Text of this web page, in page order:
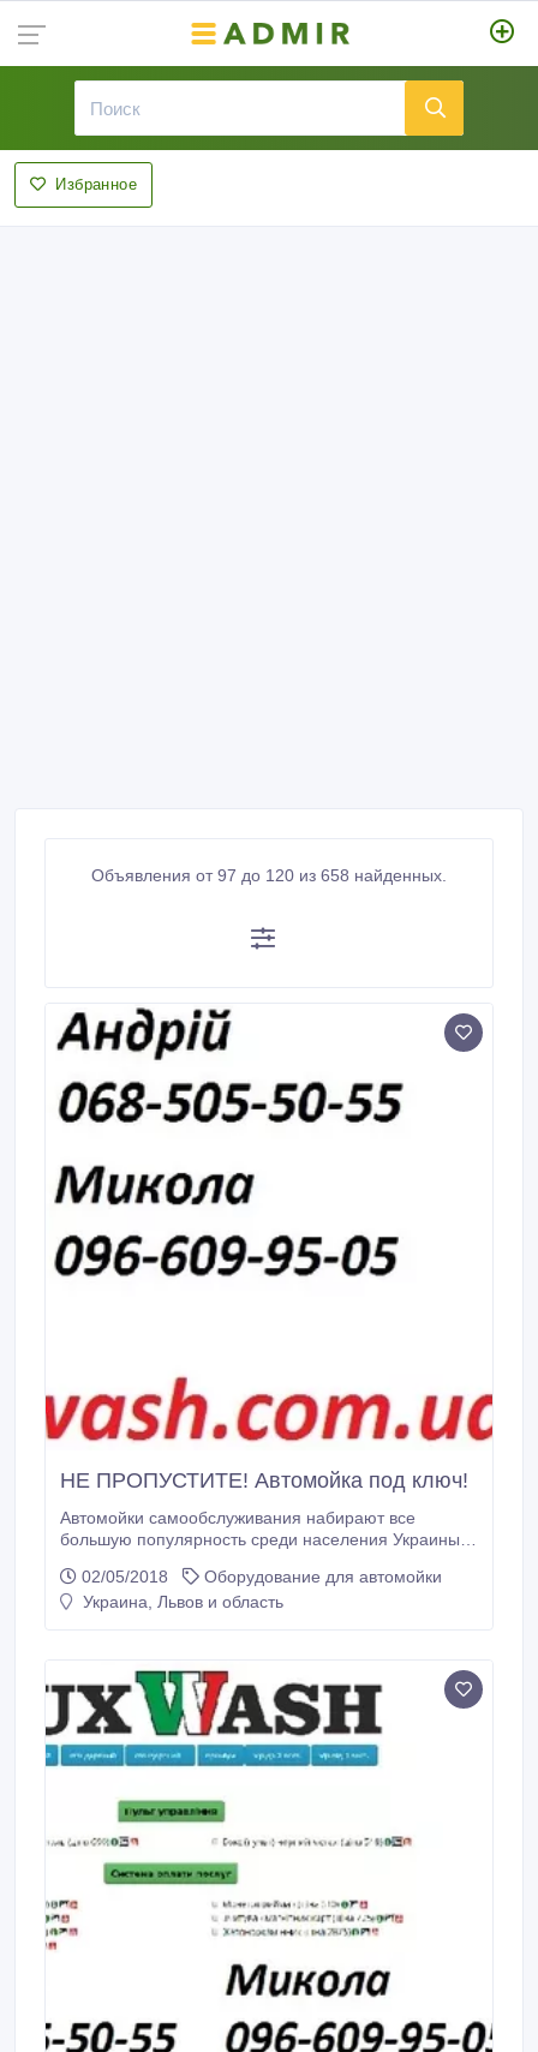
Избранное
Объявления от 97 до 120 из 658 найденных.
НЕ ПРОПУСТИТЕ! Автомойка под ключ!
Автомойки самообслуживания набирают все
большую популярность среди населения Украины,
Не пропустите! Только на нашем сайте
"www.luxwash.com.ua" есть возможность бесплатно
потребности! Начните свой собственный бизнес
прямо сейчас! Наш сайт - http://www.
02/05/2018
Оборудование для автомойки
Украина, Львов и область